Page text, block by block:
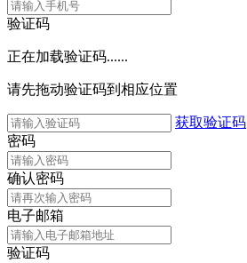
验证码
正在加载验证码......
请先拖动验证码到相应位置
获取验证码
密码
确认密码
电子邮箱
验证码